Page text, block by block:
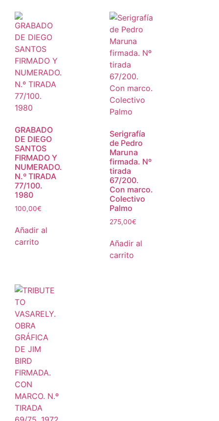
GRABADO
DE DIEGO
SANTOS
FIRMADO Y
NUMERADO.
N.º TIRADA
77/100.
1980
100,00€
Añadir al
carrito
Serigrafía
de Pedro
Maruna
firmada. Nº
tirada
67/200.
Con marco.
Colectivo
Palmo
275,00€
Añadir al
carrito